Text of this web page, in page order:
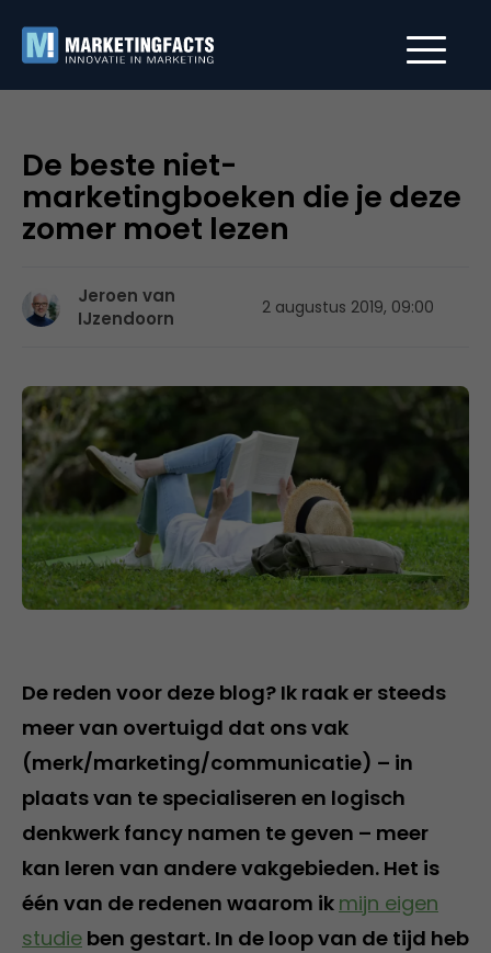
De beste niet-
marketingboeken die je deze
zomer moet lezen
Jeroen van
IJzendoorn
2 augustus 2019, 09:00
De reden voor deze blog? Ik raak er steeds
meer van overtuigd dat ons vak
(merk/marketing/communicatie) – in
plaats van te specialiseren en logisch
denkwerk fancy namen te geven – meer
kan leren van andere vakgebieden. Het is
één van de redenen waarom ik mijn eigen
studie ben gestart. In de loop van de tijd heb